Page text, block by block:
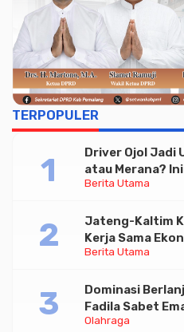
TERPOPULER
Berita Utama
Driver Ojol Jadi
atau Merana?
Paramadina
Berita Utama
Jateng-Kaltim
Kerja Sama
Triliun
Olahraga
Dominasi
Fadila Sabet
Taekwondo